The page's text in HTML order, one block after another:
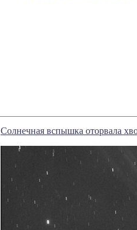
Солнечная вспышка оторвала